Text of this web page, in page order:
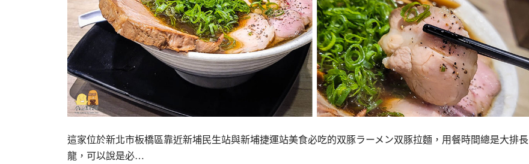
這家位於新北市板橋區靠近新埔民生站與新埔捷運站美食必吃的双豚ラーメン双豚拉麵，用餐時間總是大排長
龍，可以說是必…